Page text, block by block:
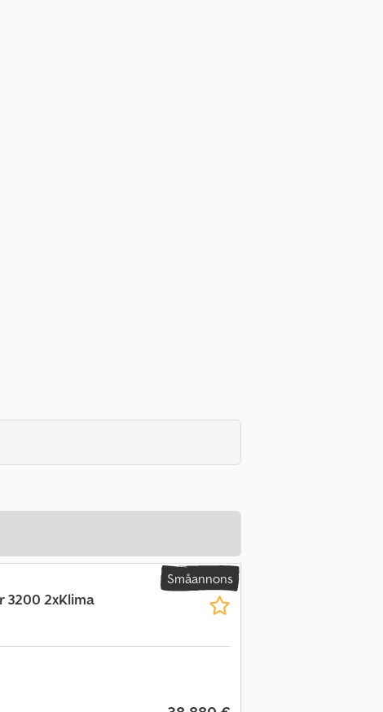
Småannons
3200 2xKlima